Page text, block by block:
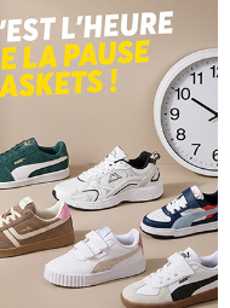
favoris